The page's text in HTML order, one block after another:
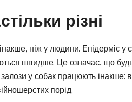
різні
ніж у людини. Епідерміс у
швидше. Це означає, що
у собак працюють інакше:
порід.